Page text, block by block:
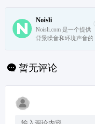
乐。
Noisli
Noisli.com 是一个提供
背景噪音和环境声音的
和放松。
暂无评论